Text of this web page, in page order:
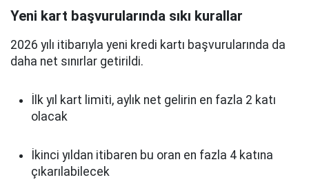
Yeni kart başvurularında sıkı kurallar
2026 yılı itibarıyla yeni kredi kartı başvurularında da
daha net sınırlar getirildi.
İlk yıl kart limiti, aylık net gelirin en fazla 2 katı
olacak
İkinci yıldan itibaren bu oran en fazla 4 katına
çıkarılabilecek